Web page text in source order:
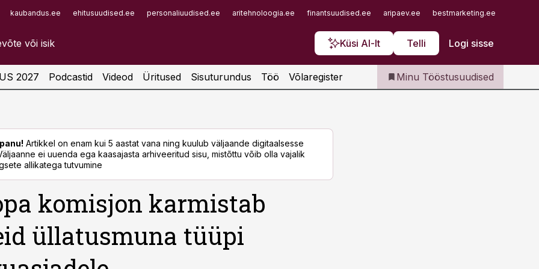
kaubandus.ee ehitusuudised.ee personaliuudised.ee aritehnoloogia.ee finantsuudised.ee aripaev.ee bestmarketing.ee
Küsi AI-lt Telli Logi sisse
Infopank
Iseteenindus
Telli Tööstusuudised
2027 Podcastid Videod Üritused Sisuturundus Töö Võlaregister Minu Tööstusuudised
Artikkel on enam kui 5 aastat vana ning kuulub väljaande digitaalsesse
ei uuenda ega kaasajasta arhiveeritud sisu, mistõttu võib olla vajalik
allikatega tutvumine
komisjon karmistab
üllatusmuna tüüpi